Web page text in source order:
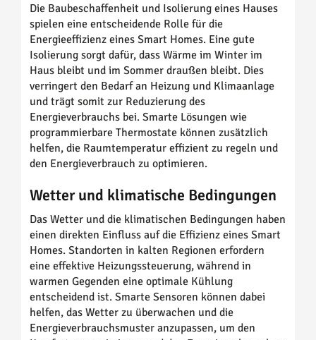
Die Baubeschaffenheit und Isolierung eines Hauses
spielen eine entscheidende Rolle für die
Energieeffizienz eines Smart Homes. Eine gute
Isolierung sorgt dafür, dass Wärme im Winter im
Haus bleibt und im Sommer draußen bleibt. Dies
verringert den Bedarf an Heizung und Klimaanlage
und trägt somit zur Reduzierung des
Energieverbrauchs bei. Smarte Lösungen wie
programmierbare Thermostate können zusätzlich
helfen, die Raumtemperatur effizient zu regeln und
den Energieverbrauch zu optimieren.
Wetter und klimatische Bedingungen
Das Wetter und die klimatischen Bedingungen haben
einen direkten Einfluss auf die Effizienz eines Smart
Homes. Standorten in kalten Regionen erfordern
eine effektive Heizungssteuerung, während in
warmen Gegenden eine optimale Kühlung
entscheidend ist. Smarte Sensoren können dabei
helfen, das Wetter zu überwachen und die
Energieverbrauchsmuster anzupassen, um den